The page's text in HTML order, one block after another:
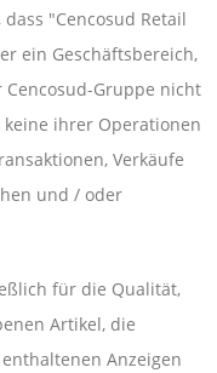
"Cencosud Retail
ein Geschäftsbereich,
Gruppe nicht
ihrer Operationen
Verkäufe
und / oder
für die Qualität,
Artikel, die
Anzeigen